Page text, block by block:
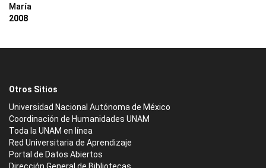
María
2008
Otros Sitios
Universidad Nacional Autónoma de México
Coordinación de Humanidades UNAM
Toda la UNAM en línea
Red Universitaria de Aprendizaje
Portal de Datos Abiertos